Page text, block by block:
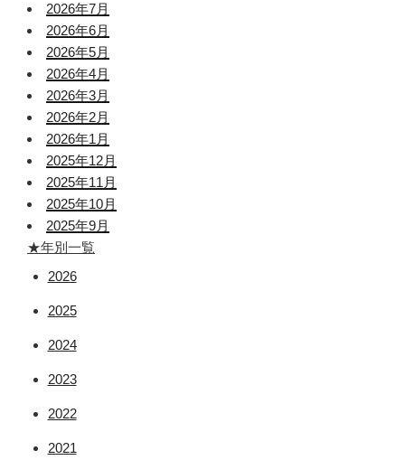
2026年7月
2026年6月
2026年5月
2026年4月
2026年3月
2026年2月
2026年1月
2025年12月
2025年11月
2025年10月
2025年9月
★年別一覧
2026
2025
2024
2023
2022
2021